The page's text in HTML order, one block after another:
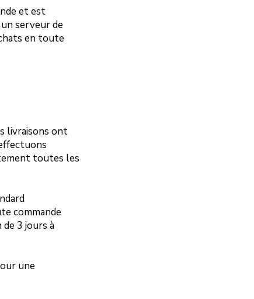
et est
serveur de
en toute
livraisons ont
toutes les
commande
de 3 jours à
une